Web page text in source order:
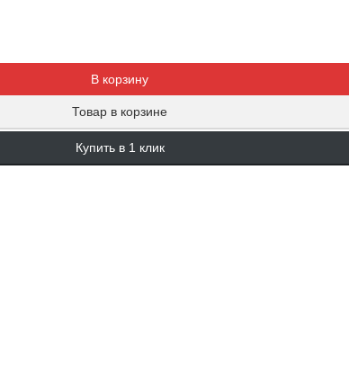
В корзину
Товар в корзине
Купить в 1 клик